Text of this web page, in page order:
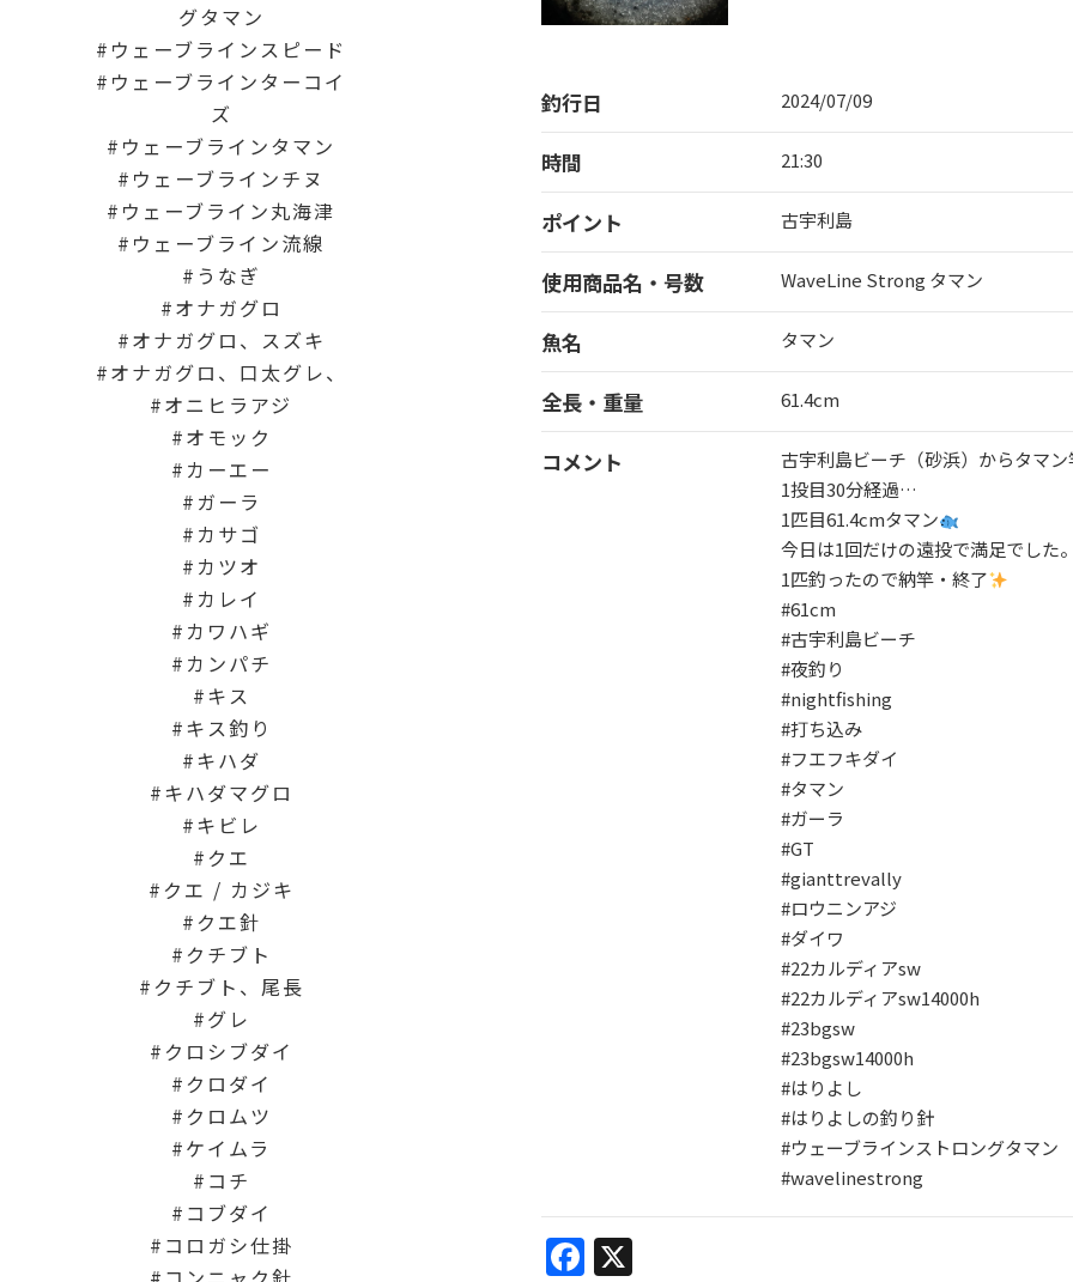
釣行日 2024/07/09
時間 21:30
ポイント 古宇利島
使用商品名・号数 WaveLine Strong タマン
魚名 タマン
全長・重量 61.4cm
コメント
古宇利島ビーチ（砂浜）からタマン
1投目30分経過…
1匹目61.4cmタマン
今日は1回だけの遠投で満足でした。
1匹釣ったので納竿・終了
#61cm
#古宇利島ビーチ
#夜釣り
#nightfishing
#打ち込み
#フエフキダイ
#タマン
#ガーラ
#GT
#gianttrevally
#ロウニンアジ
#ダイワ
#22カルディアsw
#22カルディアsw14000h
#23bgsw
#23bgsw14000h
#はりよし
#はりよしの釣り針
#ウェーブラインストロングタマン
#wavelinestrong
Facebook
グタマン
ウェーブラインスピード
ウェーブラインターコイ
ズ
ウェーブラインタマン
ウェーブラインチヌ
ウェーブライン丸海津
ウェーブライン流線
うなぎ
オナガグロ
オナガグロ、スズキ
オナガグロ、口太グレ、
オニヒラアジ
オモック
カーエー
ガーラ
カサゴ
カツオ
カレイ
カワハギ
カンパチ
キス
キス釣り
キハダ
キハダマグロ
キビレ
クエ
クエ / カジキ
クエ針
クチブト
クチブト、尾長
グレ
クロシブダイ
クロダイ
クロムツ
ケイムラ
コチ
コブダイ
コロガシ仕掛